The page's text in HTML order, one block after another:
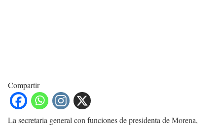
Compartir
La secretaria general con funciones de presidenta de Morena,